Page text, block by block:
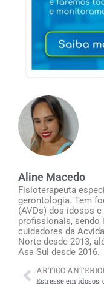
Aline Macedo
Fisioterapeuta
gerontologia. Tem
(AVDs) dos idosos
profissionais, sendo
cuidadores da
Norte desde 2013,
Asa Sul desde 2016.
ARTIGO